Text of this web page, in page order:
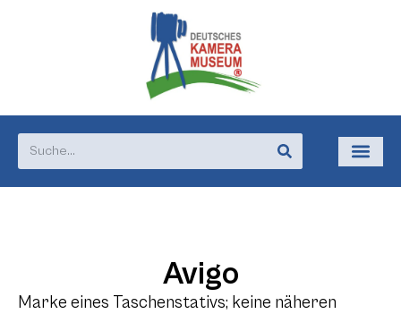
Avigo
Marke eines Taschenstativs; keine näheren